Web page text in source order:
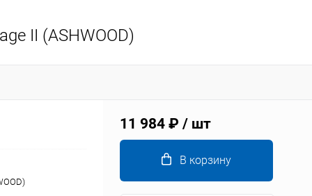
II (ASHWOOD)
11 984 ₽ / шт
В корзину